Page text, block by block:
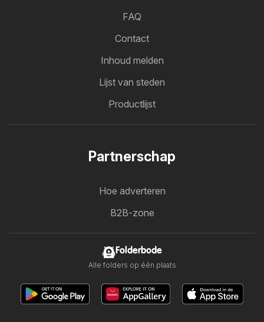
FAQ
Contact
Inhoud melden
Lijst van steden
Productlijst
Partnerschap
Hoe adverteren
B2B-zone
Folderbode
Alle folders op één plaats